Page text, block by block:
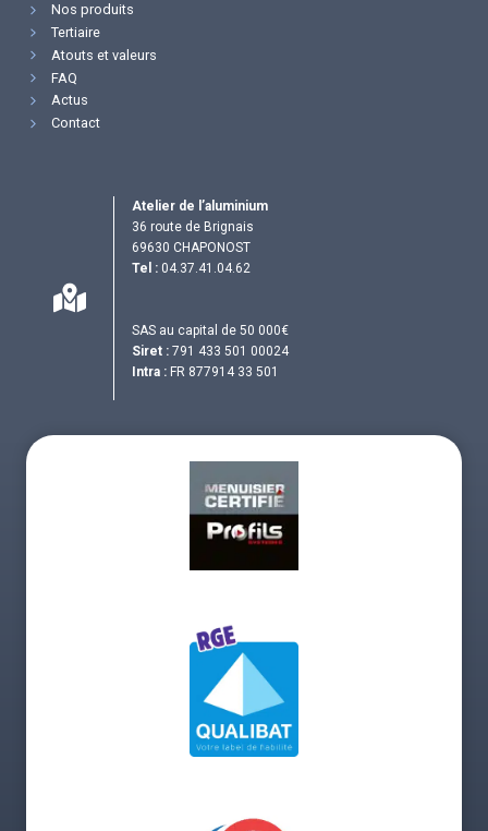
Nos produits
Tertiaire
Atouts et valeurs
FAQ
Actus
Contact
Atelier de l’aluminium
36 route de Brignais
69630 CHAPONOST
Tel : 04.37.41.04.62
SAS au capital de 50 000€
Siret : 791 433 501 00024
Intra : FR 877914 33 501